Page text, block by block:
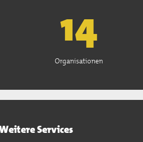
15
Organisationen
Services